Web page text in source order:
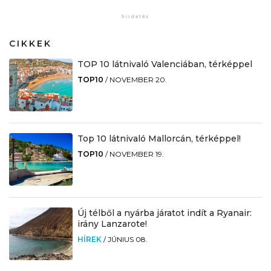
CIKKEK
TOP 10 látnivaló Valenciában, térképpel
TOP10 / NOVEMBER 20.
Top 10 látnivaló Mallorcán, térképpel!
TOP10 / NOVEMBER 19.
Új télből a nyárba járatot indít a Ryanair:
irány Lanzarote!
HÍREK /JÚNIUS 08.